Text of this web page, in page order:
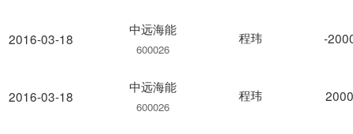
2016-03-18
2016-03-18
中远海能
600026
程玮 -
中远海能
600026
程玮